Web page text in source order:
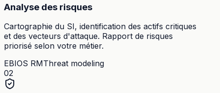
Analyse des risques
Cartographie du SI, identification des actifs critiques
et des vecteurs d'attaque. Rapport de risques
priorisé selon votre métier.
EBIOS RMThreat modeling
02